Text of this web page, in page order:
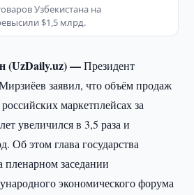
Узбекистана на
$1,5 млрд.
(UzDaily.uz) —Президент
заявил, что объём продаж
маркетплейсах за
увеличился в 3,5 раза и
Об этом глава государства
заседании
экономического форума